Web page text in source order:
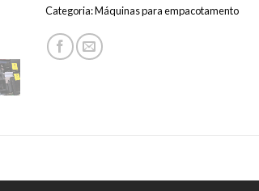
Categoria:Máquinas para empacotamento